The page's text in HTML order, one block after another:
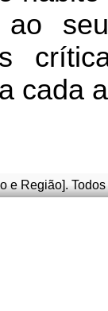
ao
cada
e Região].